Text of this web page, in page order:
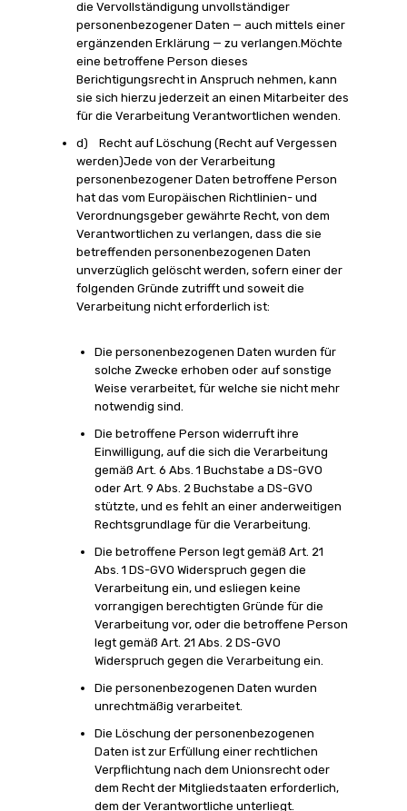
die Vervollständigung unvollständiger
personenbezogener Daten — auch mittels einer
ergänzenden Erklärung — zu verlangen.Möchte
eine betroffene Person dieses
Berichtigungsrecht in Anspruch nehmen, kann
sie sich hierzu jederzeit an einen Mitarbeiter des
für die Verarbeitung Verantwortlichen wenden.
d) Recht auf Löschung (Recht auf Vergessen
werden)Jede von der Verarbeitung
personenbezogener Daten betroffene Person
hat das vom Europäischen Richtlinien- und
Verordnungsgeber gewährte Recht, von dem
Verantwortlichen zu verlangen, dass die sie
betreffenden personenbezogenen Daten
unverzüglich gelöscht werden, sofern einer der
folgenden Gründe zutrifft und soweit die
Verarbeitung nicht erforderlich ist:
Die personenbezogenen Daten wurden für
solche Zwecke erhoben oder auf sonstige
Weise verarbeitet, für welche sie nicht mehr
notwendig sind.
Die betroffene Person widerruft ihre
Einwilligung, auf die sich die Verarbeitung
gemäß Art. 6 Abs. 1 Buchstabe a DS-GVO
oder Art. 9 Abs. 2 Buchstabe a DS-GVO
stützte, und es fehlt an einer anderweitigen
Rechtsgrundlage für die Verarbeitung.
Die betroffene Person legt gemäß Art. 21
Abs. 1 DS-GVO Widerspruch gegen die
Verarbeitung ein, und esliegen keine
vorrangigen berechtigten Gründe für die
Verarbeitung vor, oder die betroffene Person
legt gemäß Art. 21 Abs. 2 DS-GVO
Widerspruch gegen die Verarbeitung ein.
Die personenbezogenen Daten wurden
unrechtmäßig verarbeitet.
Die Löschung der personenbezogenen
Daten ist zur Erfüllung einer rechtlichen
Verpflichtung nach dem Unionsrecht oder
dem Recht der Mitgliedstaaten erforderlich,
dem der Verantwortliche unterliegt.